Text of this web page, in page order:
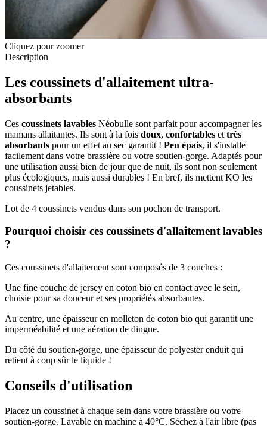
Cliquez pour zoomer
Description
Les coussinets d'allaitement ultra-
absorbants
Ces coussinets lavables Néobulle sont parfait pour accompagner les
mamans allaitantes. Ils sont à la fois doux, confortables et très
absorbants pour un effet au sec garantit ! Peu épais, il s'installe
facilement dans votre brassière ou votre soutien-gorge. Adaptés pour
une utilisation aussi bien de jour que de nuit, ils sont non seulement
plus écologiques, mais aussi durables ! En bref, ils mettent KO les
coussinets jetables.
Lot de 4 coussinets vendus dans son pochon de transport.
Pourquoi choisir ces coussinets d'allaitement lavables
?
Ces coussinets d'allaitement sont composés de 3 couches :
Une fine couche de jersey en coton bio en contact avec le sein,
choisie pour sa douceur et ses propriétés absorbantes.
Au centre, une épaisseur en molleton de coton bio qui garantit une
imperméabilité et une aération de dingue.
Du côté du soutien-gorge, une épaisseur de polyester enduit qui
retient à coup sûr le liquide !
Conseils d'utilisation
Placez un coussinet à chaque sein dans votre brassière ou votre
soutien-gorge. Lavable en machine à 40°C. Séchez à l'air libre (pas